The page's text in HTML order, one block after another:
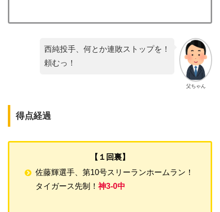
父ちゃん
西純投手、何とか連敗ストップを！
頼むっ！
得点経過
【１回裏】
佐藤輝選手、第10号スリーランホームラン！
タイガース先制！神3-0中